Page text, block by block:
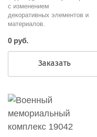
с изменением
декоративных элементов и
материалов.
0 руб.
Заказать